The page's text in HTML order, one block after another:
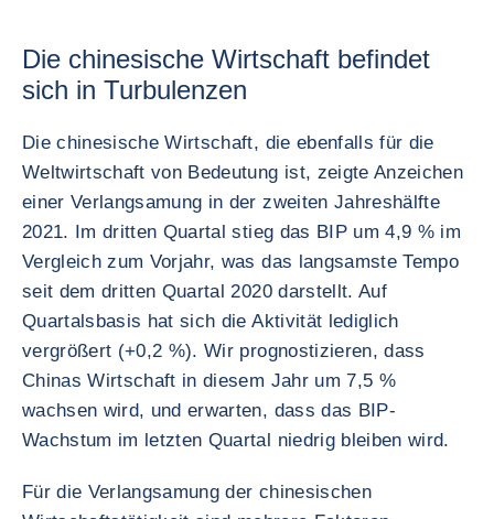
Die chinesische Wirtschaft befindet
sich in Turbulenzen
Die chinesische Wirtschaft, die ebenfalls für die
Weltwirtschaft von Bedeutung ist, zeigte Anzeichen
einer Verlangsamung in der zweiten Jahreshälfte
2021. Im dritten Quartal stieg das BIP um 4,9 % im
Vergleich zum Vorjahr, was das langsamste Tempo
seit dem dritten Quartal 2020 darstellt. Auf
Quartalsbasis hat sich die Aktivität lediglich
vergrößert (+0,2 %). Wir prognostizieren, dass
Chinas Wirtschaft in diesem Jahr um 7,5 %
wachsen wird, und erwarten, dass das BIP-
Wachstum im letzten Quartal niedrig bleiben wird.
Für die Verlangsamung der chinesischen